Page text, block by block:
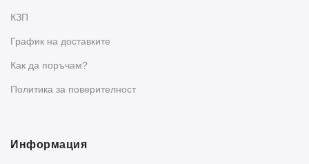
КЗП
График на доставките
Как да поръчам?
Политика за поверителност
Информация